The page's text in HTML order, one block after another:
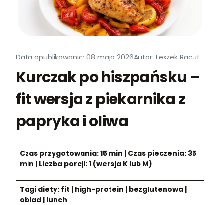
Data opublikowania: 08 maja 2026Autor: Leszek Racut
Kurczak po hiszpańsku –
fit wersja z piekarnika z
papryka i oliwa
Czas przygotowania: 15 min | Czas pieczenia: 35
min | Liczba porcji: 1 (wersja K lub M)
Tagi diety: fit | high-protein | bezglutenowa |
obiad | lunch